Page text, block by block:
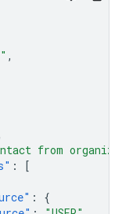
,
from
:
[
:
{